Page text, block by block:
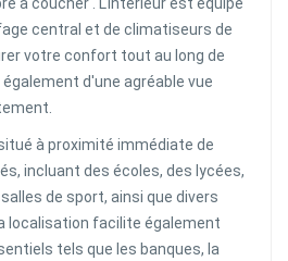
central et de climatiseurs de
votre confort tout au long de
d'une agréable vue
à proximité immédiate de
incluant des écoles, des lycées,
de sport, ainsi que divers
localisation facilite également
tels que les banques, la